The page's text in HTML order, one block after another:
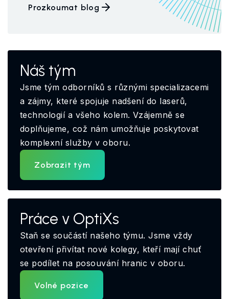
Prozkoumat blog
Náš tým
Jsme tým odborníků s různými specializacemi
a zájmy, které spojuje nadšení do laserů,
technologií a všeho kolem. Vzájemně se
doplňujeme, což nám umožňuje poskytovat
komplexní služby v oboru.
Zobrazit tým
Práce v OptiXs
Staň se součástí našeho týmu. Jsme vždy
otevření přivítat nové kolegy, kteří mají chuť
se podílet na posouvání hranic v oboru.
Volné pozice